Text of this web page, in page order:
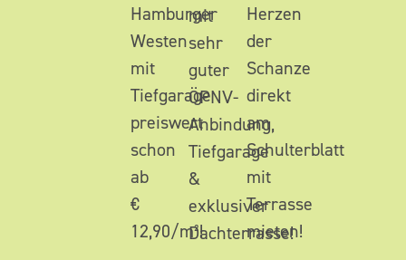
Hamburger
Westen
mit
Tiefgarage
preiswert
schon
ab
€
12,90/m²!
mit
sehr
guter
ÖPNV-
Anbindung,
Tiefgarage
&
exklusiver
Dachterrasse!
Herzen
der
Schanze
direkt
am
Schulterblatt
mit
Terrasse
mieten!